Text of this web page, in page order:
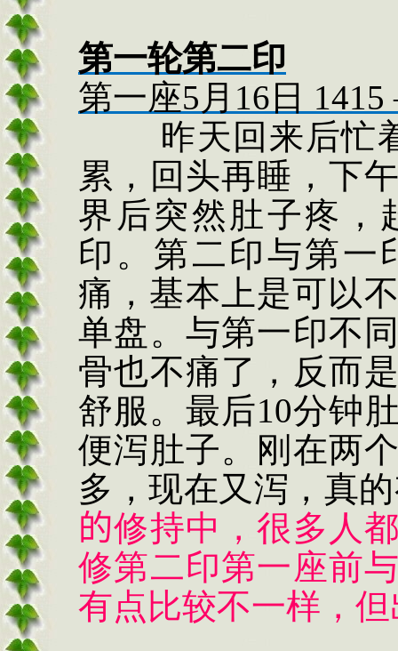
第一轮第二印
第一座5 月 16 日 1415
昨天回来后忙
累，回头再睡，下
界后突然肚子疼，
印。第二印与第一
痛，基本上是可以
单盘。与第一印不
骨也不痛了，反而
舒服。最后10分钟
便泻肚子。刚在两
多，现在又泻，真
的修持中，很多人
修第二印第一座前
有点比较不一样，